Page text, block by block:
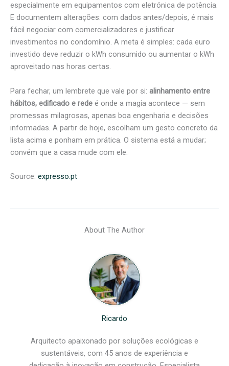
especialmente em equipamentos com eletrónica de potência.
E documentem alterações: com dados antes/depois, é mais
fácil negociar com comercializadores e justificar
investimentos no condomínio. A meta é simples: cada euro
investido deve reduzir o kWh consumido ou aumentar o kWh
aproveitado nas horas certas.
Para fechar, um lembrete que vale por si: alinhamento entre
hábitos, edificado e rede é onde a magia acontece — sem
promessas milagrosas, apenas boa engenharia e decisões
informadas. A partir de hoje, escolham um gesto concreto da
lista acima e ponham em prática. O sistema está a mudar;
convém que a casa mude com ele.
Source: expresso.pt
About The Author
Ricardo
Arquitecto apaixonado por soluções ecológicas e
sustentáveis, com 45 anos de experiência e